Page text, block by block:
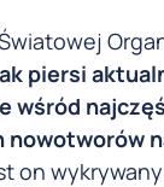
piersi
wśród
nowotworów
on wykrywany